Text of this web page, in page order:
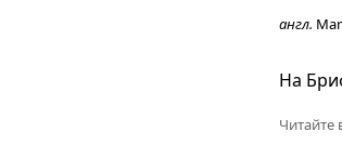
англ.
На